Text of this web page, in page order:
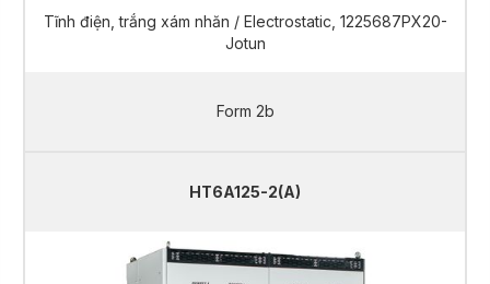
Tĩnh điện, trắng xám nhăn / Electrostatic, 1225687PX20-
Jotun
Form 2b
HT6A125-2(A)